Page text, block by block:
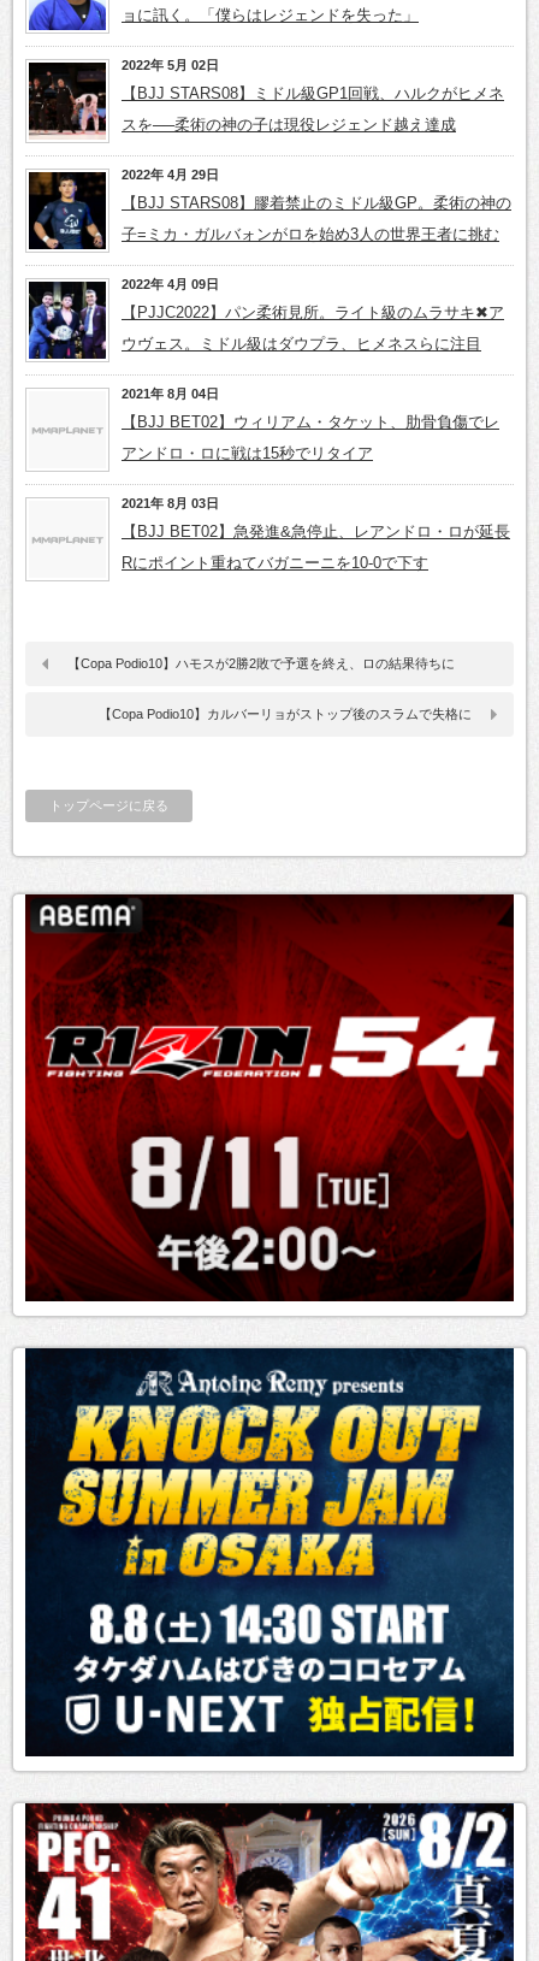
ョに訊く。「僕らはレジェンドを失った」
2022年 5月 02日
【BJJ STARS08】ミドル級GP1回戦、ハルクがヒメネ
スを──柔術の神の子は現役レジェンド越え達成
2022年 4月 29日
【BJJ STARS08】膠着禁止のミドル級GP。柔術の神の
子=ミカ・ガルバォンがロを始め3人の世界王者に挑む
2022年 4月 09日
【PJJC2022】パン柔術見所。ライト級のムラサキ✖ア
ウヴェス。ミドル級はダウプラ、ヒメネスらに注目
2021年 8月 04日
【BJJ BET02】ウィリアム・タケット、肋骨負傷でレ
アンドロ・ロに戦は15秒でリタイア
2021年 8月 03日
【BJJ BET02】急発進&急停止、レアンドロ・ロが延長
Rにポイント重ねてバガニーニを10-0で下す
【Copa Podio10】ハモスが2勝2敗で予選を終え、ロの結果待ちに
【Copa Podio10】カルバーリョがストップ後のスラムで失格に
トップページに戻る